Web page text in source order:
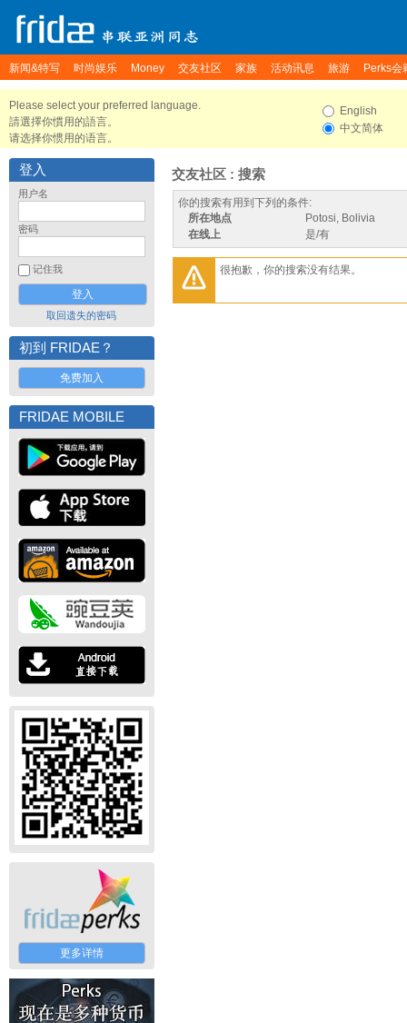
新闻&特写 时尚娱乐 Money 交友社区 家族 活动讯息 旅游 Perks会
Please select your preferred language.
請選擇你慣用的語言。
请选择你惯用的语言。
English
中文简体
登入
用户名
密码
记住我
取回遗失的密码
初到 FRIDAE？
免费加入
FRIDAE MOBILE
更多详情
交友社区 : 搜索
你的搜索有用到下列的条件:
所在地点
Potosi, Bolivia
在线上
是/有
很抱歉，你的搜索没有结果。